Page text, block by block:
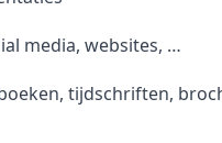
media, websites, …
tijdschriften,